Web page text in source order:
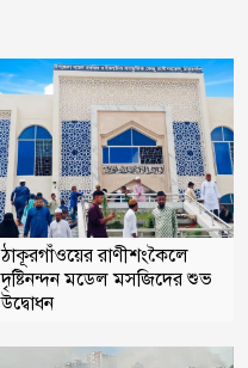
ঠাকূরগাঁওয়ের রাণীশংকৈলে
দৃষ্টিনন্দন মডেল মসজিদের শুভ
উদ্বোধন